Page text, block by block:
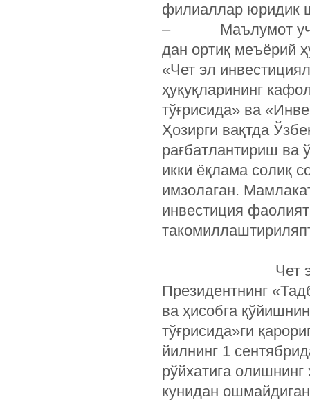
филиаллар юридик
– Маълумот учун!
дан ортиқ меъёрий
«Чет эл
ҳуқуқларининг
тўғрисида» ва
Ҳозирги вақтда
рағбатлантириш ва
икки ёқлама солиқ
имзолаган.
инвестиция
Чет
Президентнинг
ва ҳисобга
тўғрисида»ги
йилнинг 1
рўйхатига
кунидан